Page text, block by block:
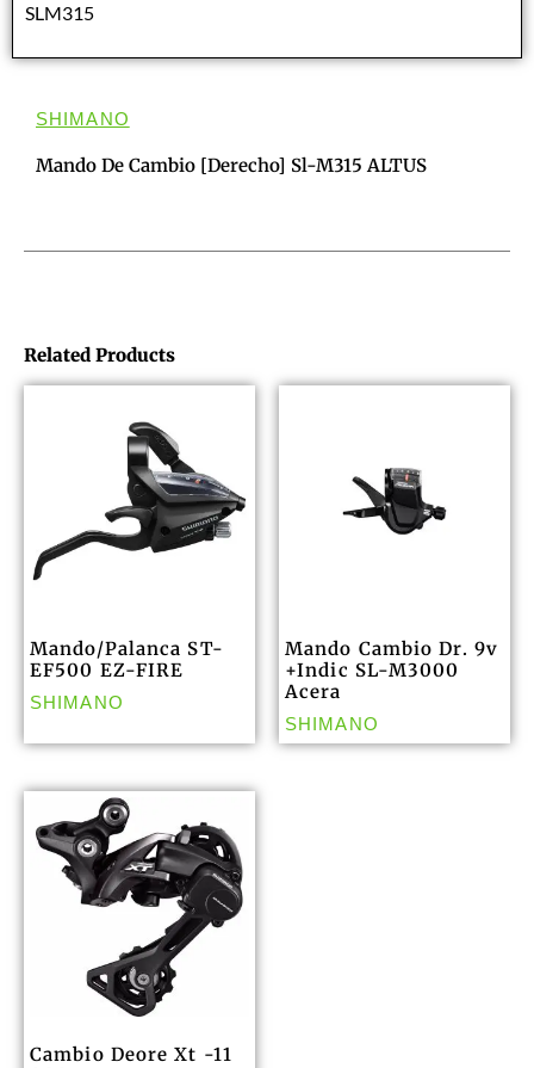
SLM315
SHIMANO
Mando De Cambio [derecho] Sl-M315 ALTUS
Related Products
Mando/Palanca ST-
EF500 EZ-FIRE
SHIMANO
Mando Cambio Dr. 9v
+Indic SL-M3000
Acera
SHIMANO
Cambio Deore Xt -11